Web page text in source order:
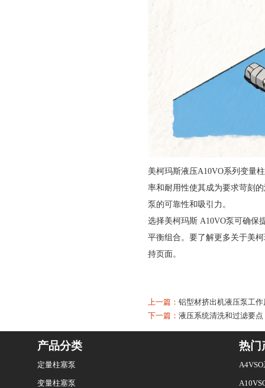
美柯玛斯液压A10VO系列变量
率和耐用性使其成为要求苛刻
泵的可靠性和吸引力。
选择美柯玛斯 A10VO泵可确保
平衡组合。要了解更多关于美
持页面。
上一篇： 铝型材挤出机液压泵工作
下一篇： 液压系统清洗和过滤要点
产品分类 热门
定量柱塞泵
变量柱塞泵